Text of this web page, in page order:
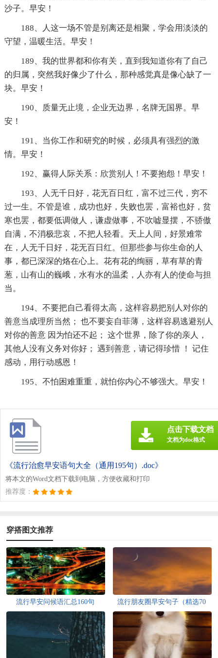
沙子。早安！
188、人这一场不管是别离还是相聚，学会用淡淡的
守望，温暖生活。早安！
189、我的世界都和你有关，直到我知道你有了自己
的归属，突然我好像少了什么，那种感觉真是像心缺了一
块。早安！
190、质量无止境，企业无边界，名牌无国界。早
安！
191、当你工作和研究的时候，必须具有强烈的激
情。早安！
192、赢得人际关系：欣赏别人！不要抱怨！早安！
193、人无千日好，花无百日红，富不过三代，穷不
过一生。不管是谁，成功也好，失败也罢，富裕也好，贫
寒也罢，都要低调做人，谦虚做事，不吹嘘显摆，不骄傲
自满，不消极悲哀，不把人轻看。天上人间，好景难常
在，人无千日好，花无百日红。但那些参与你生命的人
事，都已深深的烙在心上。花有花的绚丽，草有草的青
葱，山有山的巍峨，水有水的温柔，人亦有人的使命与担
当。
194、不要把自己看得太高，这样容易把别人对你的
善意当成理所当然； 也不要妄自菲薄，这样容易逃避别人
对你的善意 因为怕还不起； 这个世界，除了你的亲人，
其他人没有义务对你好； 遇到善意，请记得珍惜 ！ 记住
感动，用行动感恩！
195、不怕困难重重，就怕你内心不够强大。早安！
《流行治愈早安语句大全（通用195句）.doc》
将本文的Word文档下载到电脑，方便收藏和打印
推荐度：
点击下载文档
文档为doc格式
穿搭图文推荐
流行早安问候语汇总160句
流行朋友圈早安句子（精选70
句）